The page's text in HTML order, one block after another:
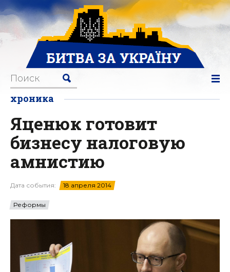
хроника
Яценюк готовит
бизнесу налоговую
амнистию
Дата события: 18 апреля 2014
Реформы